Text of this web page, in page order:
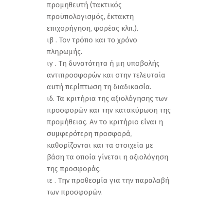
προμηθευτή (τακτικός
προϋπολογισμός, έκτακτη
επιχορήγηση, φορέας κλπ.).
ιβ . Τον τρόπο και το χρόνο
πληρωμής.
ιγ . Τη δυνατότητα ή μη υποβολής
αντιπροσφορών και στην τελευταία
αυτή περίπτωση τη διαδικασία.
ιδ. Τα κριτήρια της αξιολόγησης των
προσφορών και την κατακύρωση της
προμήθειας. Αν το κριτήριο είναι η
συμφερότερη προσφορά,
καθορίζονται και τα στοιχεία με
βάση τα οποία γίνεται η αξιολόγηση
της προσφοράς.
ιε . Την προθεσμία για την παραλαβή
των προσφορών.